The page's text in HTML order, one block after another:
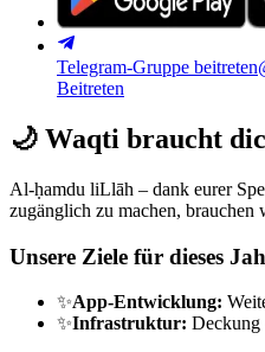
Telegram-Gruppe beitreten
Beitreten
🌙 Waqti braucht
Al-ḥamdu liLlāh – dank eurer
zugänglich zu machen, brauchen
Unsere Ziele für dieses
✨App-Entwicklung:
✨Infrastruktur: Deckung